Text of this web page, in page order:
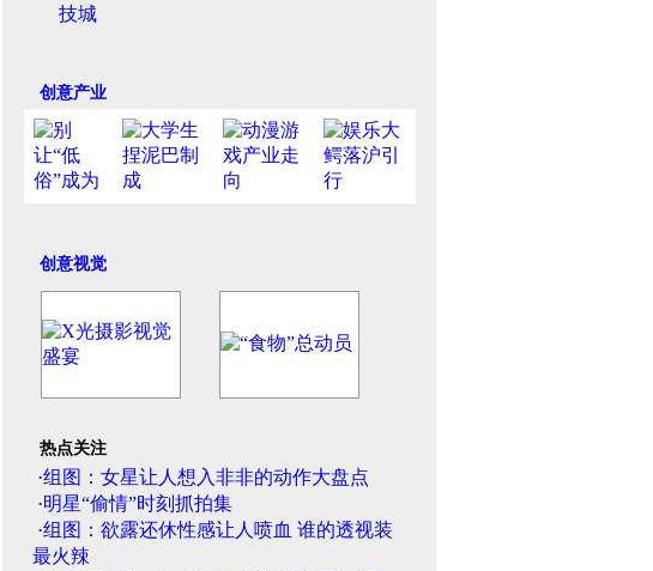
技城
创意产业
创意视觉
热点关注
·组图：女星让人想入非非的动作大盘点
·明星“偷情”时刻抓拍集
·组图：欲露还休性感让人喷血 谁的透视装
最火辣